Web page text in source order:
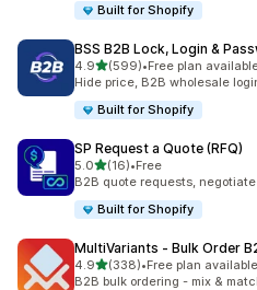
Built for Shopify
BSS B2B Lock, Login &
4.9滿分 5 顆星
(599)
共有 599 則評價
•Free plan
Hide price, B2B wholesale
Built for Shopify
SP Request a Quote (RFQ)
5.0滿分 5 顆星
(16)
共有 16 則評價
•Free
B2B quote requests,
Built for Shopify
MultiVariants ‑ Bulk Order
4.9滿分 5 顆星
(338)
共有 338 則評價
•Free plan available
B2B bulk ordering - mix &